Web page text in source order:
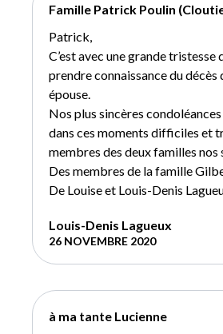
Famille Patrick Poulin
Patrick,
C’est avec une grande tristesse
prendre connaissance du décès
épouse.
Nos plus sincères
dans ces moments difficiles et
membres des deux familles nos
Des membres de la famille
De Louise et Louis-Denis
Louis-Denis Lagueux
26 NOVEMBRE 2020
à ma tante Lucienne